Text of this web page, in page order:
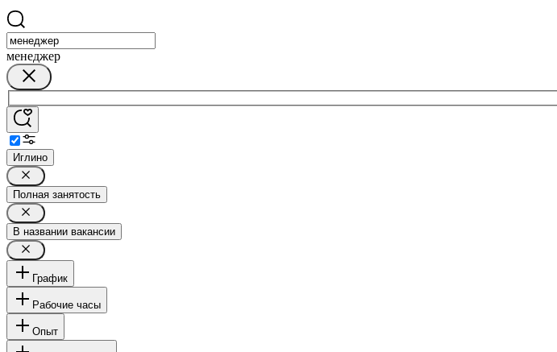
менеджер
Иглино
Полная занятость
В названии вакансии
График
Рабочие часы
Опыт